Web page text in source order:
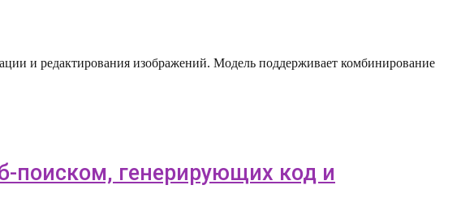
и редактирования изображений. Модель поддерживает комбинирование
поиском, генерирующих код и